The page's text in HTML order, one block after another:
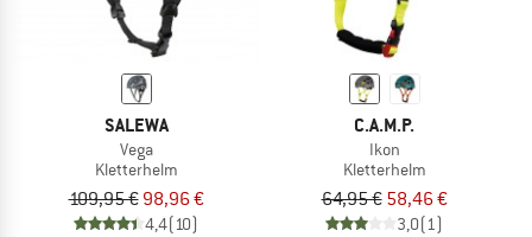
SALEWA
Vega
Kletterhelm
109,95 € 98,96 €
4,4(10)
C.A.M.P.
Ikon
Kletterhelm
64,95 € 58,46 €
3,0(1)